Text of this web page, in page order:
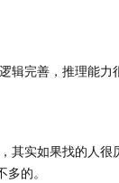
字合集
：[喜马拉雅](
辑完善，推理能力
其实如果找的人很
的。